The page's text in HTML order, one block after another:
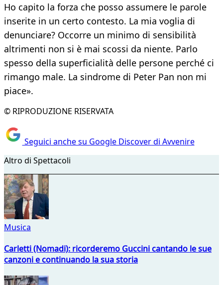
Ho capito la forza che posso assumere le parole
inserite in un certo contesto. La mia voglia di
denunciare? Occorre un minimo di sensibilità
altrimenti non si è mai scossi da niente. Parlo
spesso della superficialità delle persone perché ci
rimango male. La sindrome di Peter Pan non mi
piace».
© RIPRODUZIONE RISERVATA
Seguici anche su Google Discover di Avvenire
Altro di Spettacoli
Musica
Carletti (Nomadi): ricorderemo Guccini cantando le sue
canzoni e continuando la sua storia